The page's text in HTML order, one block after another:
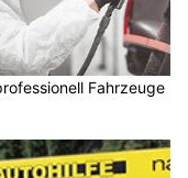
Fahrzeuge